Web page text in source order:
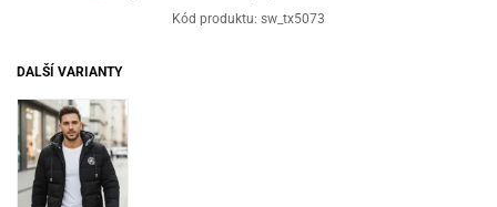
Kód produktu: sw_tx5073
DALŠÍ VARIANTY